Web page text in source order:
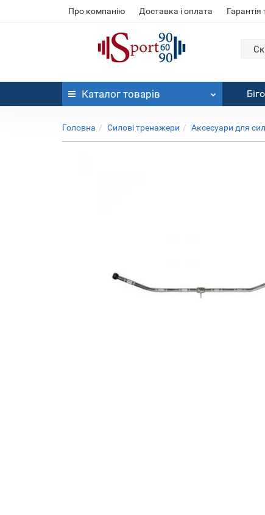
Про компанію Доставка і оплата Гарантія
Каталог товарів
Головна Силові тренажери Аксесуари для